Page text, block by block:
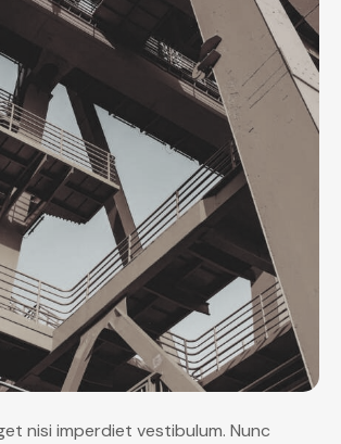
nisi imperdiet vestibulum. Nunc